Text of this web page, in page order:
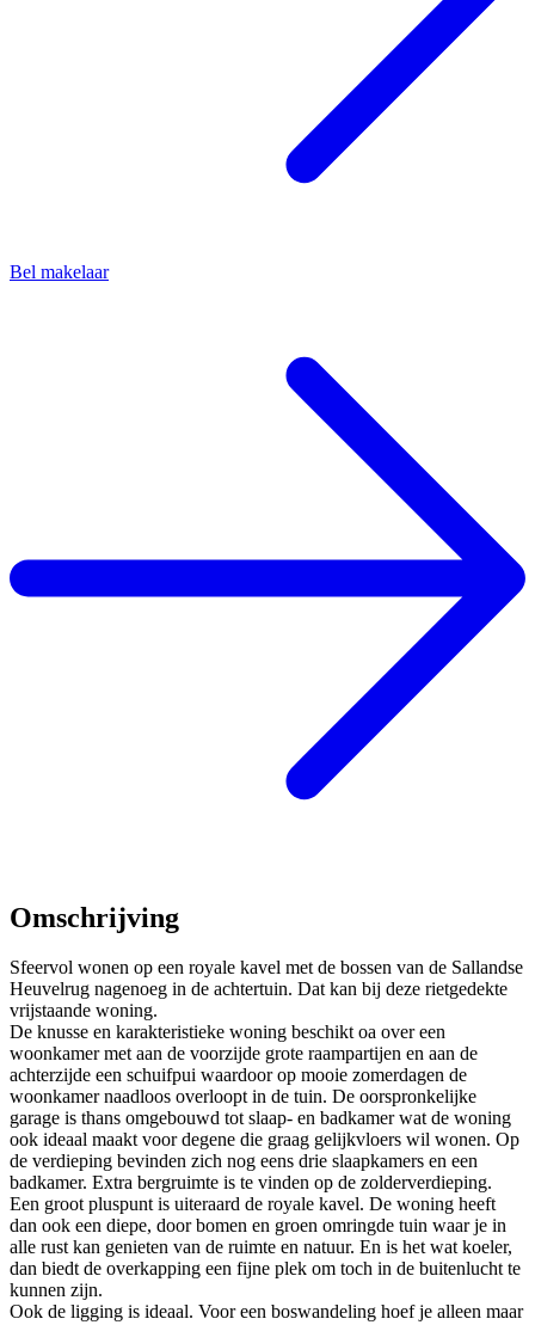
Bel makelaar
Omschrijving
Sfeervol wonen op een royale kavel met de bossen van de Sallandse
Heuvelrug nagenoeg in de achtertuin. Dat kan bij deze rietgedekte
vrijstaande woning.
De knusse en karakteristieke woning beschikt oa over een
woonkamer met aan de voorzijde grote raampartijen en aan de
achterzijde een schuifpui waardoor op mooie zomerdagen de
woonkamer naadloos overloopt in de tuin. De oorspronkelijke
garage is thans omgebouwd tot slaap- en badkamer wat de woning
ook ideaal maakt voor degene die graag gelijkvloers wil wonen. Op
de verdieping bevinden zich nog eens drie slaapkamers en een
badkamer. Extra bergruimte is te vinden op de zolderverdieping.
Een groot pluspunt is uiteraard de royale kavel. De woning heeft
dan ook een diepe, door bomen en groen omringde tuin waar je in
alle rust kan genieten van de ruimte en natuur. En is het wat koeler,
dan biedt de overkapping een fijne plek om toch in de buitenlucht te
kunnen zijn.
Ook de ligging is ideaal. Voor een boswandeling hoef je alleen maar